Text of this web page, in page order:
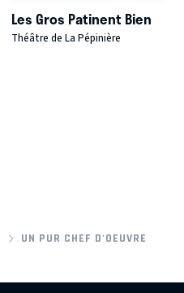
Les Gros Patinent Bien
Théâtre de La Pépinière
UN PUR CHEF D'OEUVRE